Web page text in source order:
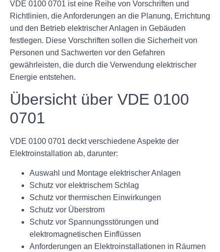
VDE 0100 0701 ist eine Reihe von Vorschriften und
Richtlinien, die Anforderungen an die Planung, Errichtung
und den Betrieb elektrischer Anlagen in Gebäuden
festlegen. Diese Vorschriften sollen die Sicherheit von
Personen und Sachwerten vor den Gefahren
gewährleisten, die durch die Verwendung elektrischer
Energie entstehen.
Übersicht über VDE 0100
0701
VDE 0100 0701 deckt verschiedene Aspekte der
Elektroinstallation ab, darunter:
Auswahl und Montage elektrischer Anlagen
Schutz vor elektrischem Schlag
Schutz vor thermischen Einwirkungen
Schutz vor Überstrom
Schutz vor Spannungsstörungen und
elektromagnetischen Einflüssen
Anforderungen an Elektroinstallationen in Räumen